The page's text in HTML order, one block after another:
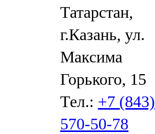
Татарстан,
г.Казань, ул.
Максима
Горького, 15
Тел.: +7 (843)
570-50-78